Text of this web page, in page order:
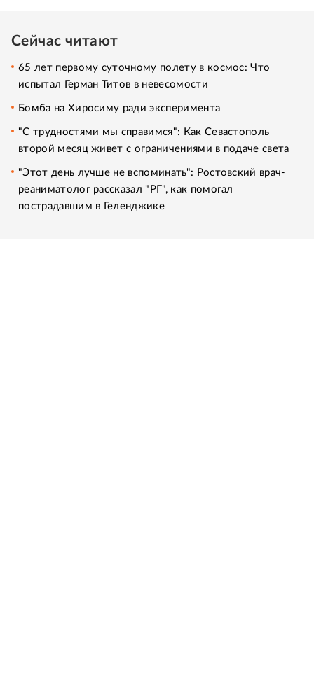
Сейчас читают
65 лет первому суточному полету в космос: Что
испытал Герман Титов в невесомости
Бомба на Хиросиму ради эксперимента
"С трудностями мы справимся": Как Севастополь
второй месяц живет с ограничениями в подаче света
"Этот день лучше не вспоминать": Ростовский врач-
реаниматолог рассказал "РГ", как помогал
пострадавшим в Геленджике